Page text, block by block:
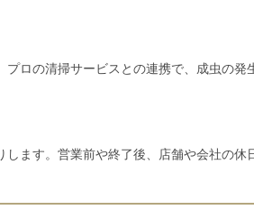
ロの清掃サービスとの連携で、成虫の発
ます。営業前や終了後、店舗や会社の休